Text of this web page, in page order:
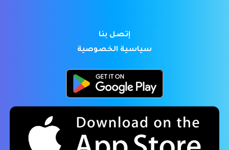
إتصل بنا
سياسية الخصوصية